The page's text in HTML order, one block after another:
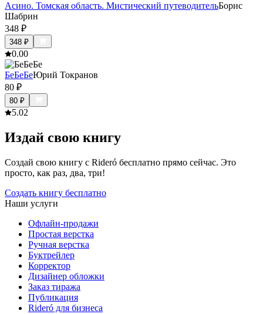
Асино. Томская область. Мистический путеводительБорис
Шабрин
348 ₽
348 ₽
0.00
БеБеБеЮрий Токранов
80 ₽
80 ₽
5.02
Издай свою книгу
Создай свою книгу с Rideró бесплатно прямо сейчас. Это
просто, как раз, два, три!
Создать книгу бесплатно
Наши услуги
Офлайн-продажи
Простая верстка
Ручная верстка
Буктрейлер
Корректор
Дизайнер обложки
Заказ тиража
Публикация
Rideró для бизнеса